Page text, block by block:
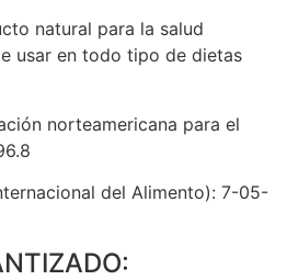
natural para la salud
usar en todo tipo de dietas
norteamericana para el
del Alimento): 7-05-